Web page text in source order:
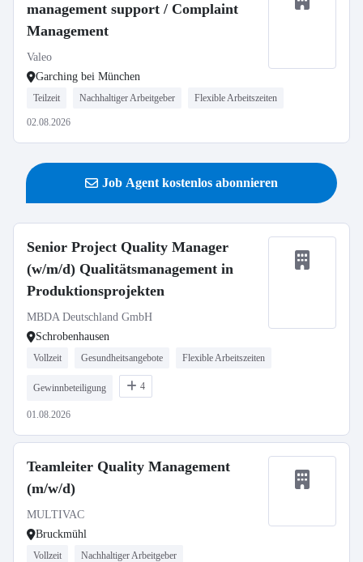
management support / Complaint
Management
Valeo
Garching bei München
Teilzeit Nachhaltiger Arbeitgeber Flexible Arbeitszeiten
02.08.2026
Job Agent kostenlos abonnieren
Senior Project Quality Manager
(w/m/d) Qualitätsmanagement in
Produktionsprojekten
MBDA Deutschland GmbH
Schrobenhausen
Vollzeit Gesundheitsangebote Flexible Arbeitszeiten
Gewinnbeteiligung 4
01.08.2026
Teamleiter Quality Management
(m/w/d)
MULTIVAC
Bruckmühl
Vollzeit Nachhaltiger Arbeitgeber